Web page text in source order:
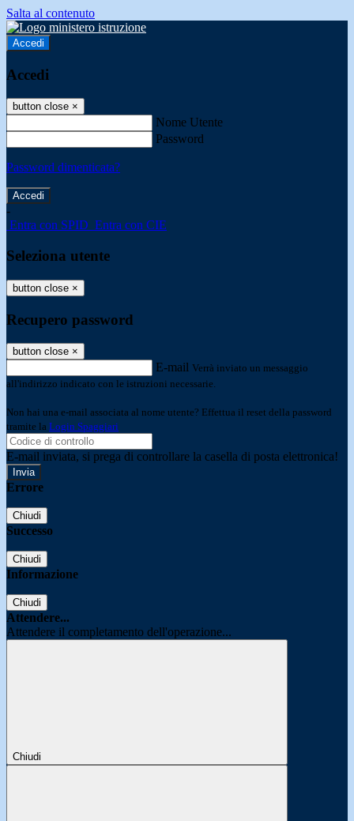
Salta al contenuto
Accedi
Accedi
button close ×
Nome Utente
Password
Password dimenticata?
-
Entra con SPID Entra con CIE
Seleziona utente
button close ×
Recupero password
button close ×
E-mail Verrà inviato un messaggio
all'indirizzo indicato con le istruzioni necessarie.
Non hai una e-mail associata al nome utente? Effettua il reset della password
tramite la Login Spaggiari
E-mail inviata, si prega di controllare la casella di posta elettronica!
Errore
Chiudi
Successo
Chiudi
Informazione
Chiudi
Attendere...
Attendere il completamento dell'operazione...
Chiudi